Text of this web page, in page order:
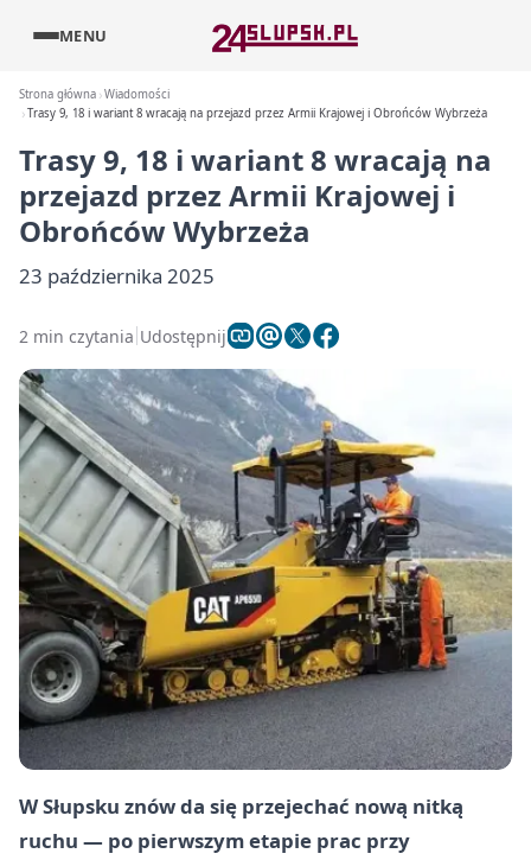
MENU
Strona główna Wiadomości
Trasy 9, 18 i wariant 8 wracają na przejazd przez Armii Krajowej i Obrońców Wybrzeża
Trasy 9, 18 i wariant 8 wracają na
przejazd przez Armii Krajowej i
Obrońców Wybrzeża
23 października 2025
2 min czytania Udostępnij
W Słupsku znów da się przejechać nową nitką
ruchu — po pierwszym etapie prac przy